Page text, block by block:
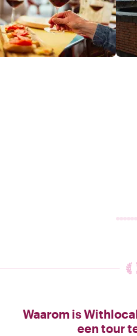
Waarom is
een tour